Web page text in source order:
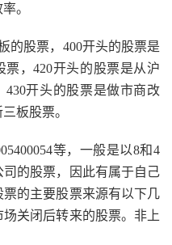
。
的股票，400开头的股票是
，420开头的股票是从沪
开头的股票是做市商改
板股票。
等，一般是以8和4
的股票，因此有属于自己
的主要股票来源有以下几
关闭后转来的股票。非上